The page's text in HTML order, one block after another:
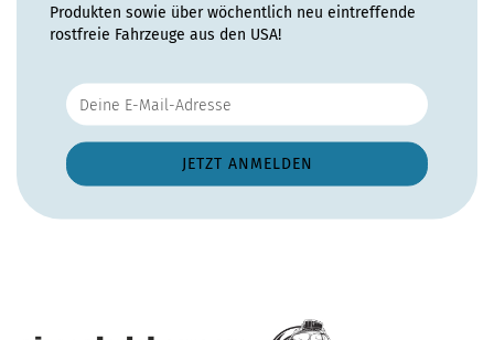
Produkten sowie über wöchentlich neu eintreffende
rostfreie Fahrzeuge aus den USA!